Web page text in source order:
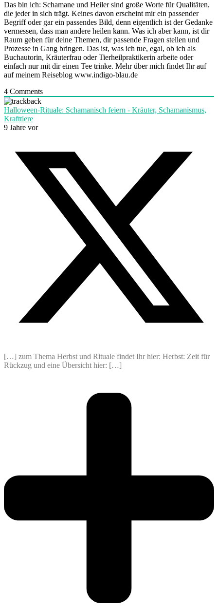
Das bin ich: Schamane und Heiler sind große Worte für Qualitäten,
die jeder in sich trägt. Keines davon erscheint mir ein passender
Begriff oder gar ein passendes Bild, denn eigentlich ist der Gedanke
vermessen, dass man andere heilen kann. Was ich aber kann, ist dir
Raum geben für deine Themen, dir passende Fragen stellen und
Prozesse in Gang bringen. Das ist, was ich tue, egal, ob ich als
Buchautorin, Kräuterfrau oder Tierheilpraktikerin arbeite oder
einfach nur mit dir einen Tee trinke. Mehr über mich findet Ihr auf
auf meinem Reiseblog www.indigo-blau.de
4 Comments
Halloween-Rituale: Schamanisch feiern - Kräuter, Schamanismus,
Krafttiere
9 Jahre vor
[…] zum Thema Herbst und Rituale findet Ihr hier: Herbst: Zeit für
Rückzug und eine Übersicht hier: […]